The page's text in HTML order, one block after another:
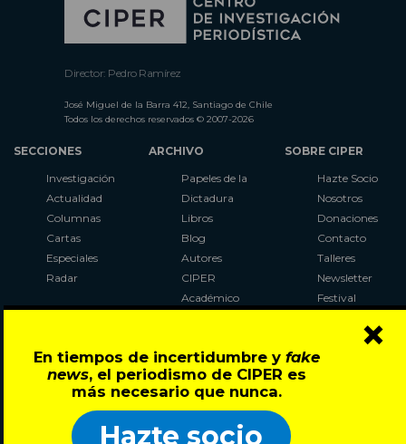
En tiempos de incertidumbre y fake
news, el periodismo de CIPER es
más necesario que nunca.
Hazte socio
×
Director: Pedro Ramírez
José Miguel de la Barra 412, Santiago de Chile
Todos los derechos reservados © 2007-2026
SECCIONES
Investigación
Actualidad
Columnas
Cartas
Especiales
Radar
ARCHIVO
Papeles de la
Dictadura
Libros
Blog
Autores
CIPER
Académico
Al Plebiscito
con CIPER
SOBRE CIPER
Hazte Socio
Nosotros
Donaciones
Contacto
Talleres
Newsletter
Festival